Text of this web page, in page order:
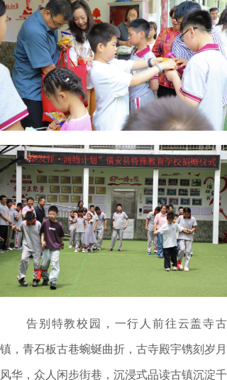
告别特教校园，一行人前往云盖寺古
镇，青石板古巷蜿蜒曲折，古寺殿宇镌刻岁月
风华，众人闲步街巷，沉浸式品读古镇沉淀千